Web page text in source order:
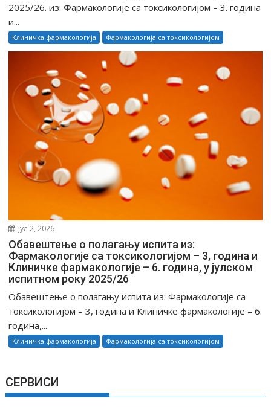
2025/26. из: Фармакологије са токсикологијом – 3. година
и...
Клиничка фармакологија Фармакологија са токсикологијом
јул 2, 2026
Обавештење о полагању испита из:
Фармакологије са токсикологијом – 3, година и
Клиничке фармакологије – 6. година, у јулском
испитном року 2025/26
Обавештење о полагању испита из: Фармакологије са
токсикологијом – 3, година и Клиничке фармакологије – 6.
година,...
Клиничка фармакологија Фармакологија са токсикологијом
СЕРВИСИ